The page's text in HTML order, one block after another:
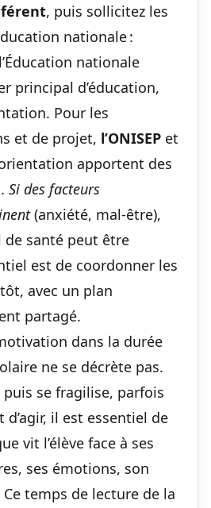
, puis sollicitez les
nationale :
nationale
principal d’éducation,
Pour les
et de projet, l’ONISEP et
apportent des
Si des facteurs
(anxiété, mal-être),
santé peut être
est de coordonner les
avec un plan
partagé.
dans la durée
ne se décrète pas.
se fragilise, parfois
il est essentiel de
vit l’élève face à ses
, ses émotions, son
Ce temps de lecture de la